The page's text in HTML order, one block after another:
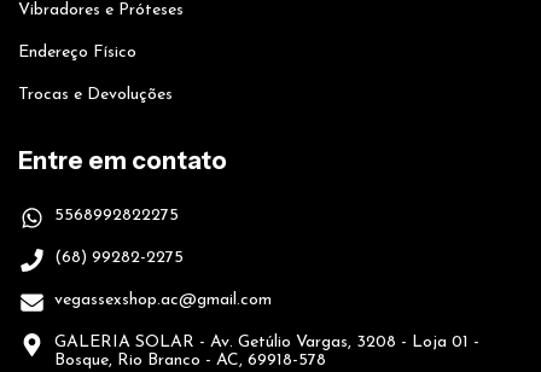
Vibradores e Próteses
Endereço Físico
Trocas e Devoluções
Entre em contato
5568992822275
(68) 99282-2275
vegassexshop.ac@gmail.com
GALERIA SOLAR - Av. Getúlio Vargas, 3208 - Loja 01 -
Bosque, Rio Branco - AC, 69918-578